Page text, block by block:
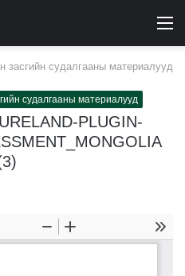
засгийн судалгааны материалууд
судалгааны материалууд
PLUGIN-